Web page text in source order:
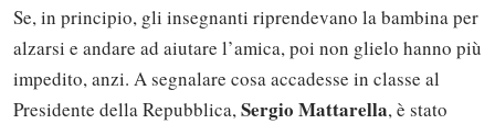
Se, in principio, gli insegnanti riprendevano la bambina per
alzarsi e andare ad aiutare l’amica, poi non glielo hanno più
impedito, anzi. A segnalare cosa accadesse in classe al
Presidente della Repubblica,Sergio Mattarella, è stato